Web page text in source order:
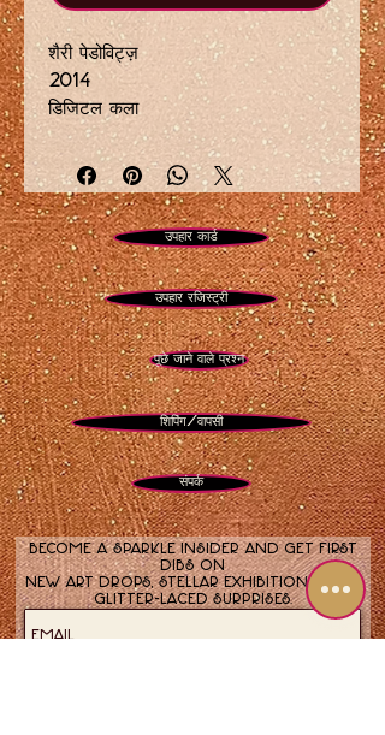
शैरी पेडोविट्ज़
2014
डिजिटल कला
केवल 18 प्रिंटों का सीमित संस्करण
धातु प्रिंट आकार 11 x 14 इंच
रोश हशनाह, योम किप्पुर और उच्च पवित्र
दिनों के लिए इंद्रधनुष और डिजिटल चमक
के साथ अमूर्त नीला शॉफ़र
उपहार कार्ड
उपहार रजिस्ट्री
पूछे जाने वाले प्रश्न
शिपिंग/वापसी
संपर्क
Become a sparkle insider and get first
dibs on
new art drops, stellar exhibitions, and
glitter-laced surprises.